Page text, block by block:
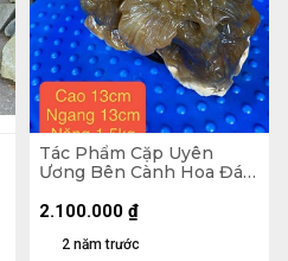
Tác Phẩm Cặp Uyên
Ương Bên Cành Hoa Đá
13 (cm) 1,5
2 năm trước
2.100.000 ₫